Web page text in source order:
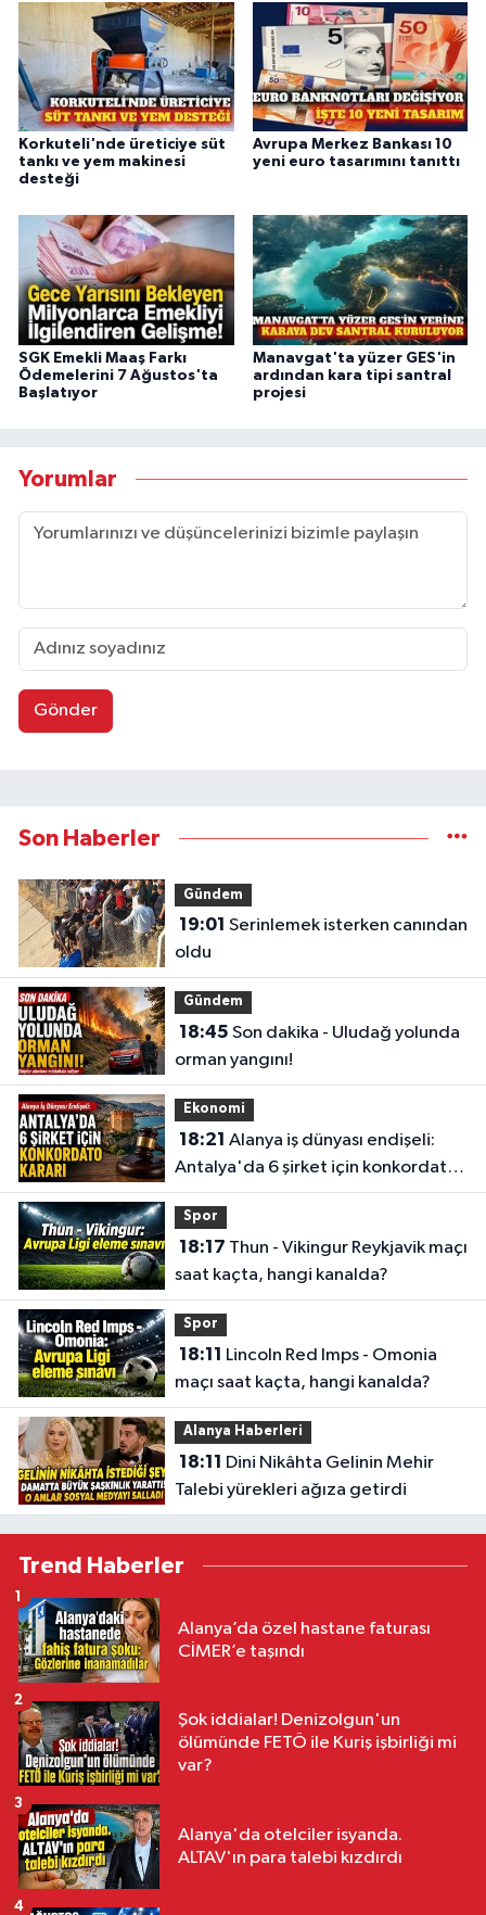
Korkuteli'nde üreticiye süt
tankı ve yem makinesi
desteği
Avrupa Merkez Bankası 10
yeni euro tasarımını tanıttı
SGK Emekli Maaş Farkı
Ödemelerini 7 Ağustos'ta
Başlatıyor
Manavgat'ta yüzer GES'in
ardından kara tipi santral
projesi
Yorumlar
Gönder
Son Haberler
Gündem
19:01
oldu
Gündem
18:45
orman yangını!
Ekonomi
18:21
Antalya'da 6 şirket için konkordato
kararı
Spor
18:17
saat kaçta, hangi kanalda?
Spor
18:11
maçı saat kaçta, hangi kanalda?
Alanya Haberleri
18:11
Talebi yürekleri ağıza getirdi
Trend Haberler
Alanya’da özel hastane faturası
CİMER’e taşındı
1
Şok iddialar! Denizolgun'un
ölümünde FETÖ ile Kuriş işbirliği mi
var?
2
Alanya'da otelciler isyanda.
ALTAV'ın para talebi kızdırdı
3
4